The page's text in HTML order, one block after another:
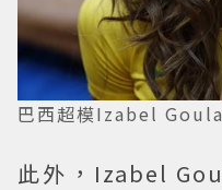
巴西超模Izabel
此外，Izabel